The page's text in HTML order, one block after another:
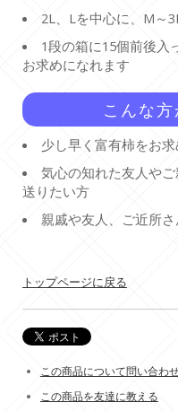
2L、Lを中心に、M～
1段の箱に15個前後入
お求めになれます
こんな
少し早く富有柿をお
気心の知れた友人や
送りたい方
親戚や友人、ご近所
トップページに戻る
この商品について問い合わ
この商品を友達に教える